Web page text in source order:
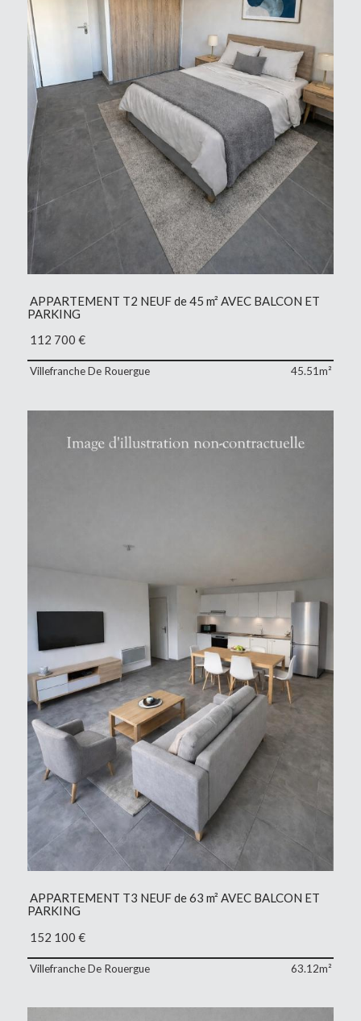
APPARTEMENT T2 NEUF de 45 m² AVEC BALCON ET
PARKING
112 700 €
Villefranche De Rouergue 45.51m²
APPARTEMENT T3 NEUF de 63 m² AVEC BALCON ET
PARKING
152 100 €
Villefranche De Rouergue 63.12m²